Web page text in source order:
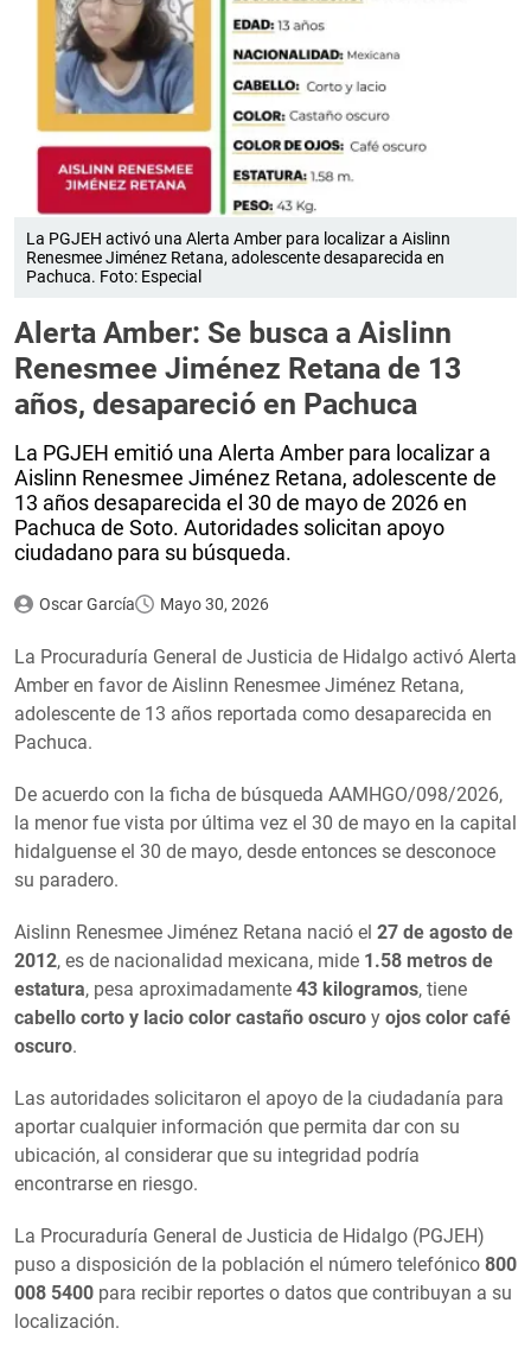
La PGJEH activó una Alerta Amber para localizar a Aislinn
Renesmee Jiménez Retana, adolescente desaparecida en
Pachuca. Foto: Especial
Alerta Amber: Se busca a Aislinn
Renesmee Jiménez Retana de 13
años, desapareció en Pachuca
La PGJEH emitió una Alerta Amber para localizar a
Aislinn Renesmee Jiménez Retana, adolescente de
13 años desaparecida el 30 de mayo de 2026 en
Pachuca de Soto. Autoridades solicitan apoyo
ciudadano para su búsqueda.
Oscar García Mayo 30, 2026
La Procuraduría General de Justicia de Hidalgo activó Alerta
Amber en favor de Aislinn Renesmee Jiménez Retana,
adolescente de 13 años reportada como desaparecida en
Pachuca.
De acuerdo con la ficha de búsqueda AAMHGO/098/2026,
la menor fue vista por última vez el 30 de mayo en la capital
hidalguense el 30 de mayo, desde entonces se desconoce
su paradero.
Aislinn Renesmee Jiménez Retana nació el 27 de agosto de
2012, es de nacionalidad mexicana, mide 1.58 metros de
estatura, pesa aproximadamente 43 kilogramos, tiene
cabello corto y lacio color castaño oscuro y ojos color café
oscuro.
Las autoridades solicitaron el apoyo de la ciudadanía para
aportar cualquier información que permita dar con su
ubicación, al considerar que su integridad podría
encontrarse en riesgo.
La Procuraduría General de Justicia de Hidalgo (PGJEH)
puso a disposición de la población el número telefónico 800
008 5400 para recibir reportes o datos que contribuyan a su
localización.